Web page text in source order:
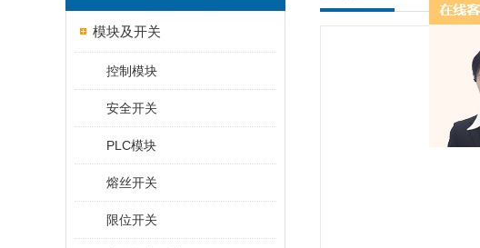
模块及开关
控制模块
安全开关
PLC模块
熔丝开关
限位开关